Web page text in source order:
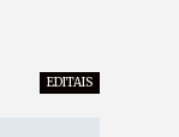
EDITAIS